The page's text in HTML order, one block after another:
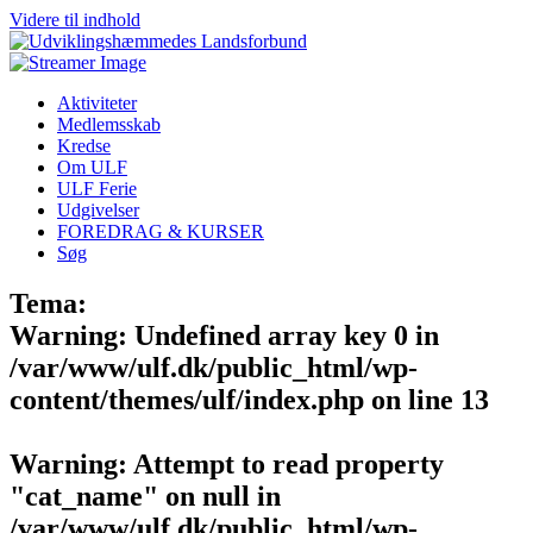
Videre til indhold
Aktiviteter
Medlemsskab
Kredse
Om ULF
ULF Ferie
Udgivelser
FOREDRAG & KURSER
Søg
Tema:
Warning: Undefined array key 0 in
/var/www/ulf.dk/public_html/wp-
content/themes/ulf/index.php on line 13
Warning: Attempt to read property
"cat_name" on null in